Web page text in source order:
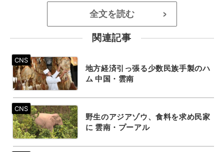
全文を読む >
関連記事
地方経済引っ張る少数民族手製のハ
ム 中国・雲南
野生のアジアゾウ、食料を求め民家
に 雲南・プーアル